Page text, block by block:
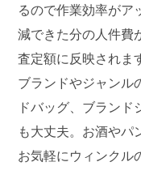
るので作業効率がア
減できた分の人件費
査定額に反映されま
ブランドやジャンル
ドバッグ、ブラン
も大丈夫。お酒やパ
お気軽にウィンクル